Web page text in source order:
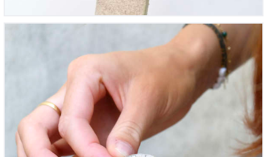
Submariner Mini – Monvis Femme